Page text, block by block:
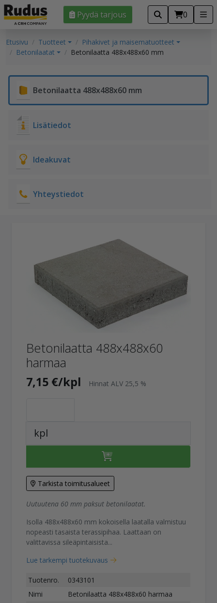
Pyydä tarjous 0
Etusivu Tuotteet
Pihakivet ja maisematuotteet
Betonilaatat
Betonilaatta 488x488x60 mm
Betonilaatta 488x488x60 mm
Lisätiedot
Ideakuvat
Yhteystiedot
Betonilaatta 488x488x60
harmaa
7,15 €/kpl Hinnat ALV 25,5 %
kpl
Tarkista toimitusalueet
Uutuutena 60 mm paksut betonilaatat.
Isolla 488x488x60 mm kokoisella laatalla valmistuu
nopeasti tasaista terassipihaa. Laattaan on
valittavissa sileäpintaisista...
Lue tarkempi tuotekuvaus
Tuotenro.
0343101
Nimi
Betonilaatta 488x488x60 harmaa